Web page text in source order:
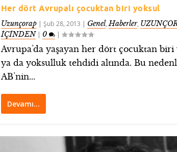
Her dört Avrupalı çocuktan biri yoksul
Uzunçorap| Şub 28, 2013 | Genel,Haberler,
İÇİNDEN| 0 |
Avrupa’da yaşayan her dört çocuktan biri
ya da yoksulluk tehdidi altında. Bu
AB’nin...
Devamı…